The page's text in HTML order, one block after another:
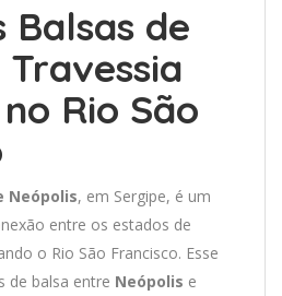
Balsas de
Rio São
Neópolis, em Sergipe, é um
entre os estados de
o Rio São Francisco. Esse
de balsa entre Neópolis e